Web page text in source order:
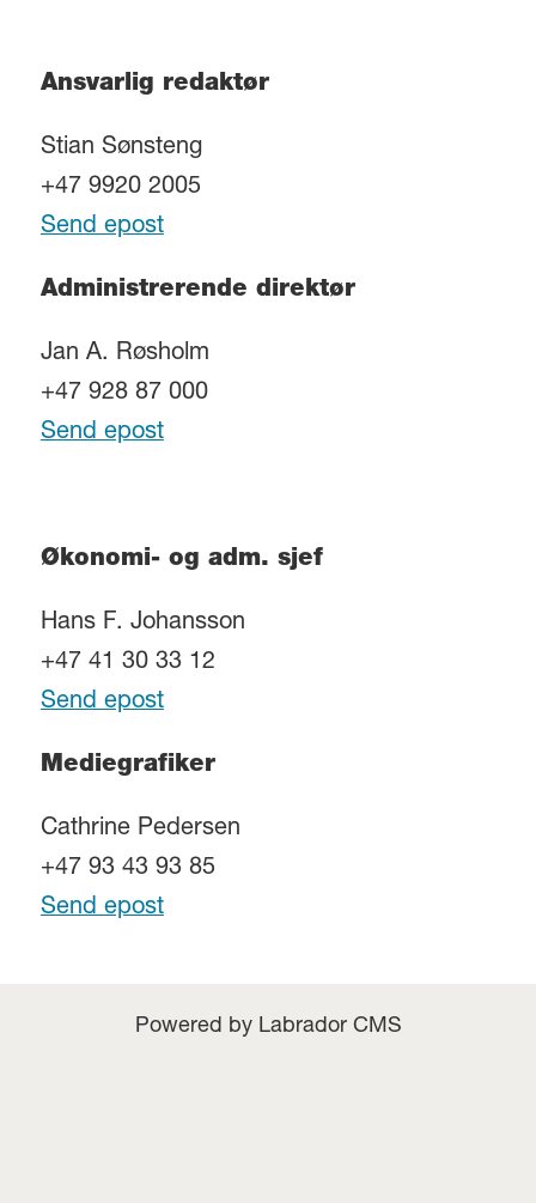
Ansvarlig redaktør
Stian Sønsteng
+47 9920 2005
Send epost
Administrerende direktør
Jan A. Røsholm
+47 928 87 000
Send epost
Økonomi- og adm. sjef
Hans F. Johansson
+47 41 30 33 12
Send epost
Mediegrafiker
Cathrine Pedersen
+47 93 43 93 85
Send epost
Powered by Labrador CMS